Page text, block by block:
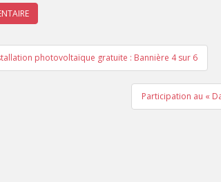
photovoltaïque gratuite : Bannière 4 sur 6
Participation au «